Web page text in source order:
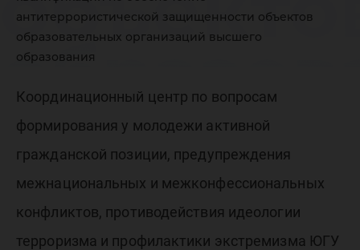
антитеррористической защищенности объектов
образовательных организаций высшего
образования
Координационный центр по вопросам
формирования у молодежи активной
гражданской позиции, предупреждения
межнациональных и межконфессиональных
конфликтов, противодействия идеологии
терроризма и профилактики экстремизма ЮГУ